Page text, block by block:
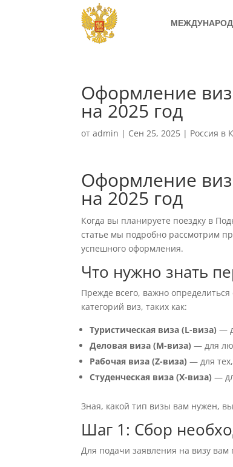
Оформление
на 2025 год
отadmin | Сен 25, 2025 | Россия в
Оформление
на 2025 год
Когда вы планируете поездку в
статье мы подробно рассмотрим
успешного оформления.
Что нужно знать
Прежде всего, важно
категорий виз, таких как:
Туристическая виза (L-виза) —
Деловая виза (M-виза) — для
Рабочая виза (Z-виза) — для
Студенческая виза (X-виза) —
Зная, какой тип визы вам нужен,
Шаг 1: Сбор
Для подачи заявления на визу